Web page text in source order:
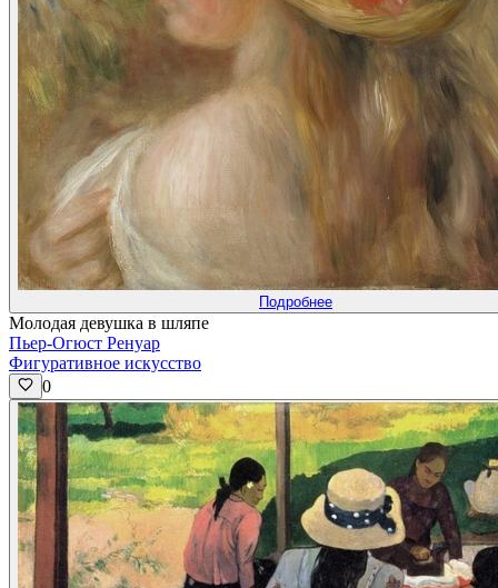
Подробнее
Молодая девушка в шляпе
Пьер-Огюст Ренуар
Фигуративное искусство
0